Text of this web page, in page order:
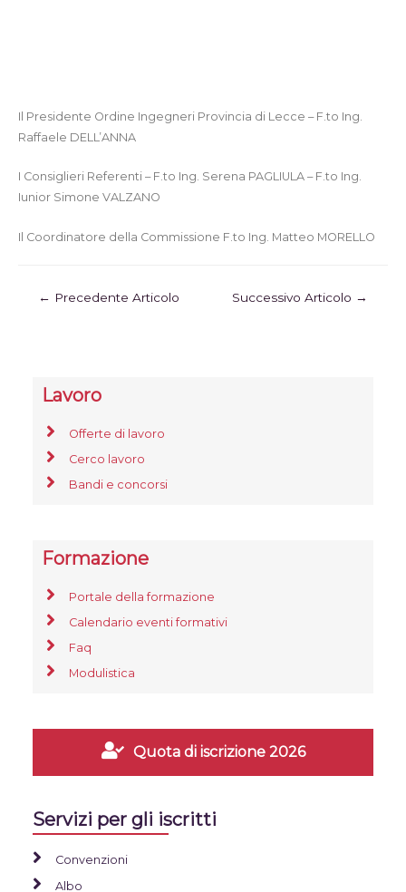
Il Presidente Ordine Ingegneri Provincia di Lecce – F.to Ing.
Raffaele DELL’ANNA
I Consiglieri Referenti – F.to Ing. Serena PAGLIULA – F.to Ing.
Iunior Simone VALZANO
Il Coordinatore della Commissione F.to Ing. Matteo MORELLO
← Precedente Articolo Successivo Articolo →
Lavoro
Offerte di lavoro
Cerco lavoro
Bandi e concorsi
Formazione
Portale della formazione
Calendario eventi formativi
Faq
Modulistica
Quota di iscrizione 2026
Servizi per gli iscritti
Convenzioni
Albo